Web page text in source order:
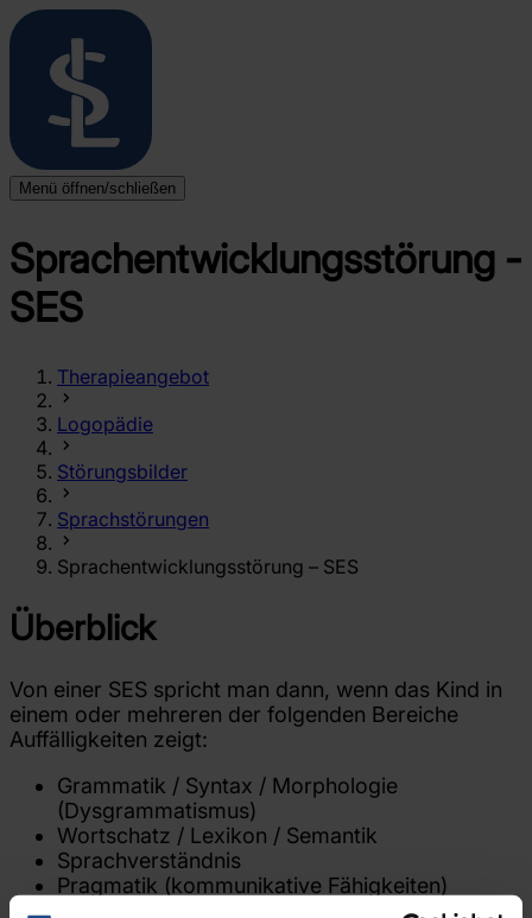
Startseite
Überblick
Niebüll
Husum
Therapieangebote
Überblick
Logopädie
Physiotherapie
Blog
Kontakt
Menü öffnen/schließen
Sprachentwicklungsstörung -
SES
Therapieangebot
Logopädie
Störungsbilder
Sprachstörungen
Sprachentwicklungsstörung – SES
Überblick
Von einer SES spricht man dann, wenn das Kind in
einem oder mehreren der folgenden Bereiche
Auffälligkeiten zeigt:
Grammatik / Syntax / Morphologie
(Dysgrammatismus)
Wortschatz / Lexikon / Semantik
Sprachverständnis
Pragmatik (kommunikative Fähigkeiten)